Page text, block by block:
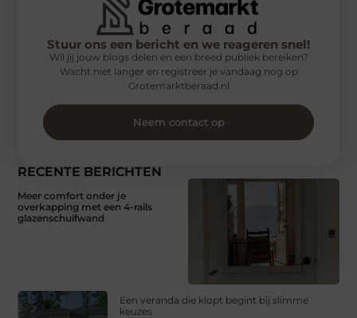
RECENTE BERICHTEN
Meer comfort onder je
overkapping met een 4-rails
glazenschuifwand
Een veranda die klopt begint bij slimme
keuzes
Stuur ons een bericht en we reageren snel!
Wil jij jouw blogs delen en een breed publiek bereiken?
Wacht niet langer en registreer je vandaag nog op
Grotemarktberaad.nl
Neem contact op